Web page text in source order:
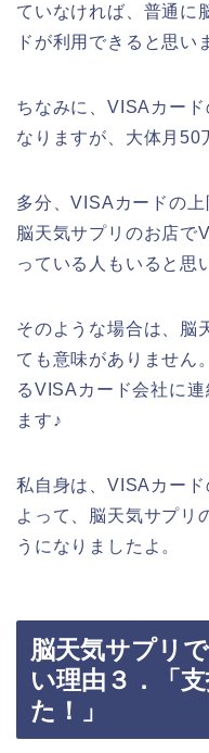
ていなければ、普通に
ドが利用できると思い
ちなみに、VISAカー
なりますが、大体月50
多分、VISAカードの上
脳天気サプリのお店で
っている人もいると思
そのような場合は、脳
ても意味がありません
るVISAカード会社に
ます♪
私自身は、VISAカー
よって、脳天気サプリ
うになりましたよ。
脳天気サプリ
い理由３．「
た！」